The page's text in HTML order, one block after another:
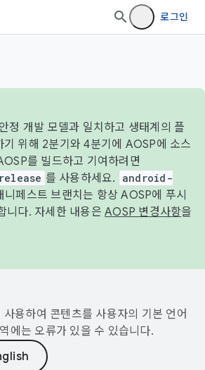
로그인
정 개발 모델과 일치하고 생태계의 플
기 위해 2분기와 4분기에 AOSP에 소스
를 빌드하고 기여하려면
를 사용하세요.
android-
니페스트 브랜치는 항상 AOSP에 푸시
니다. 자세한 내용은 AOSP 변경사항을
용하여 콘텐츠를 사용자의 기본 언어
에는 오류가 있을 수 있습니다.